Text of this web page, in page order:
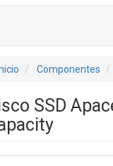
Componentes
SSD